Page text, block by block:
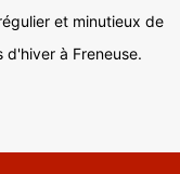
et minutieux de
à Freneuse.